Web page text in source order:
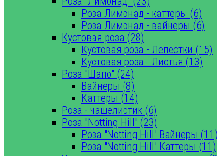
Роза Лимонад - каттеры (6)
Роза Лимонад - вайнеры (6)
Кустовая роза (28)
Кустовая роза - Лепестки (15)
Кустовая роза - Листья (13)
Роза "Шапо" (24)
Вайнеры (8)
Каттеры (14)
Роза - чашелистик (6)
Роза "Notting Hill" (23)
Роза "Notting Hill" Вайнеры (11)
Роза "Notting Hill" Каттеры (11)